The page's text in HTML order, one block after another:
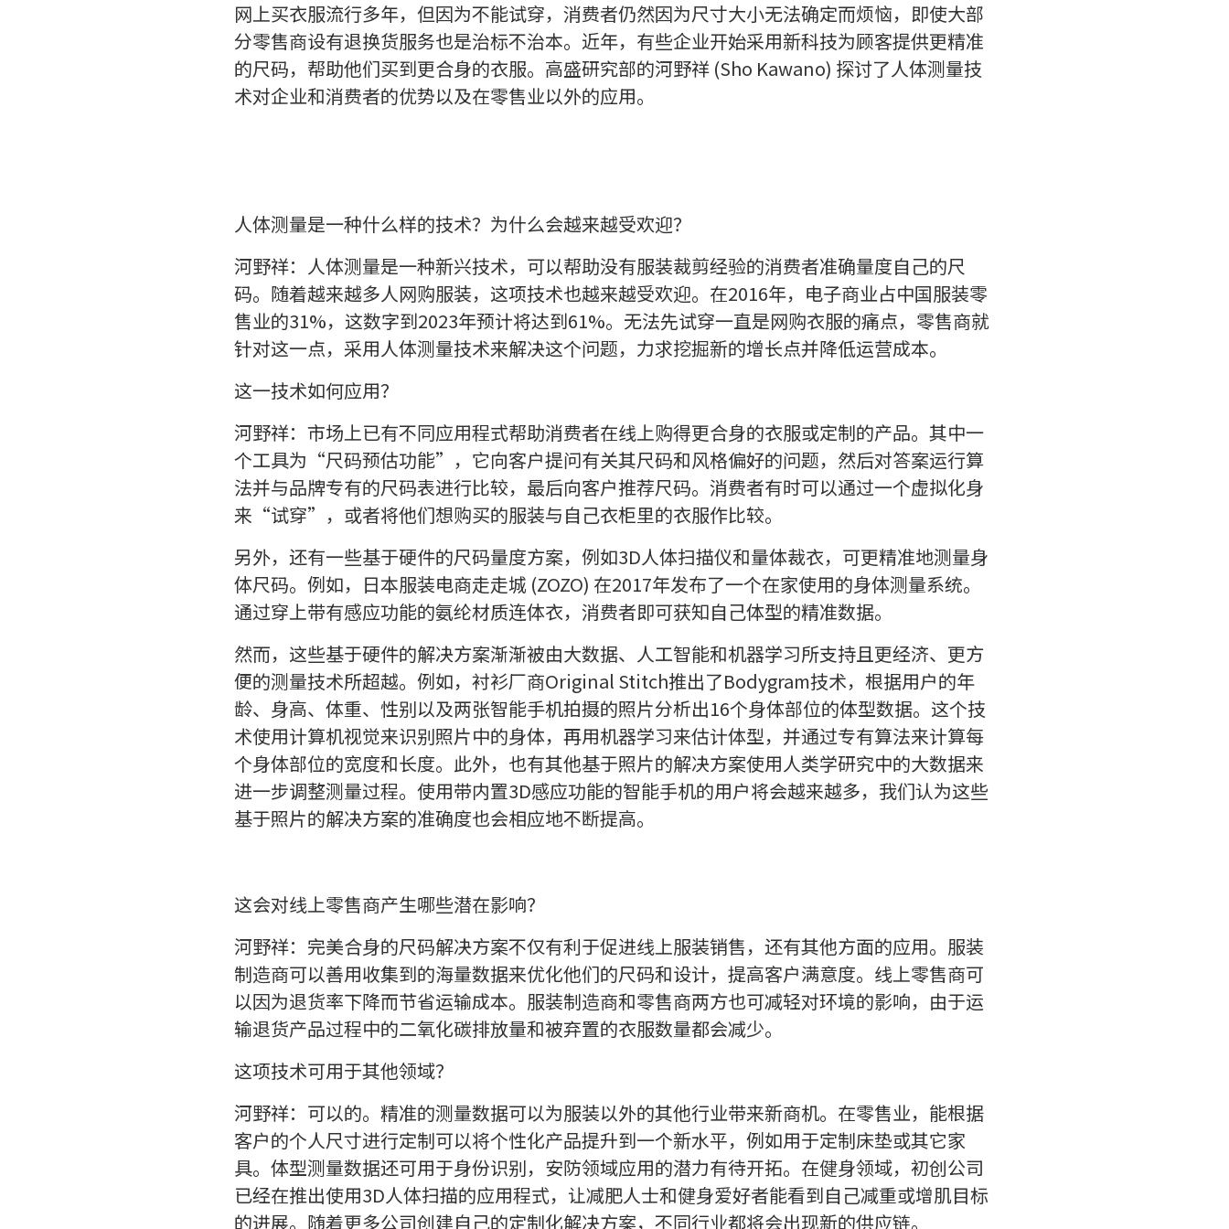
网上买衣服流行多年，但因为不能试穿，消费者仍然因为尺寸大小无法确定而烦恼，即使大部
分零售商设有退换货服务也是治标不治本。近年，有些企业开始采用新科技为顾客提供更精准
的尺码，帮助他们买到更合身的衣服。高盛研究部的河野祥 (Sho Kawano) 探讨了人体测量技
术对企业和消费者的优势以及在零售业以外的应用。
人体测量是一种什么样的技术？为什么会越来越受欢迎？
河野祥：人体测量是一种新兴技术，可以帮助没有服装裁剪经验的消费者准确量度自己的尺
码。随着越来越多人网购服装，这项技术也越来越受欢迎。在2016年，电子商业占中国服装零
售业的31%，这数字到2023年预计将达到61%。无法先试穿一直是网购衣服的痛点，零售商就
针对这一点，采用人体测量技术来解决这个问题，力求挖掘新的增长点并降低运营成本。
这一技术如何应用？
河野祥：市场上已有不同应用程式帮助消费者在线上购得更合身的衣服或定制的产品。其中一
个工具为“尺码预估功能”，它向客户提问有关其尺码和风格偏好的问题，然后对答案运行算
法并与品牌专有的尺码表进行比较，最后向客户推荐尺码。消费者有时可以通过一个虚拟化身
来“试穿”，或者将他们想购买的服装与自己衣柜里的衣服作比较。
另外，还有一些基于硬件的尺码量度方案，例如3D人体扫描仪和量体裁衣，可更精准地测量身
体尺码。例如，日本服装电商走走城 (ZOZO) 在2017年发布了一个在家使用的身体测量系统。
通过穿上带有感应功能的氨纶材质连体衣，消费者即可获知自己体型的精准数据。
然而，这些基于硬件的解决方案渐渐被由大数据、人工智能和机器学习所支持且更经济、更方
便的测量技术所超越。例如，衬衫厂商Original Stitch推出了Bodygram技术，根据用户的年
龄、身高、体重、性别以及两张智能手机拍摄的照片分析出16个身体部位的体型数据。这个技
术使用计算机视觉来识别照片中的身体，再用机器学习来估计体型，并通过专有算法来计算每
个身体部位的宽度和长度。此外，也有其他基于照片的解决方案使用人类学研究中的大数据来
进一步调整测量过程。使用带内置3D感应功能的智能手机的用户将会越来越多，我们认为这些
基于照片的解决方案的准确度也会相应地不断提高。
这会对线上零售商产生哪些潜在影响？
河野祥：完美合身的尺码解决方案不仅有利于促进线上服装销售，还有其他方面的应用。服装
制造商可以善用收集到的海量数据来优化他们的尺码和设计，提高客户满意度。线上零售商可
以因为退货率下降而节省运输成本。服装制造商和零售商两方也可减轻对环境的影响，由于运
输退货产品过程中的二氧化碳排放量和被弃置的衣服数量都会减少。
这项技术可用于其他领域？
河野祥：可以的。精准的测量数据可以为服装以外的其他行业带来新商机。在零售业，能根据
客户的个人尺寸进行定制可以将个性化产品提升到一个新水平，例如用于定制床垫或其它家
具。体型测量数据还可用于身份识别，安防领域应用的潜力有待开拓。在健身领域，初创公司
已经在推出使用3D人体扫描的应用程式，让减肥人士和健身爱好者能看到自己减重或增肌目标
的进展。随着更多公司创建自己的定制化解决方案，不同行业都将会出现新的供应链。